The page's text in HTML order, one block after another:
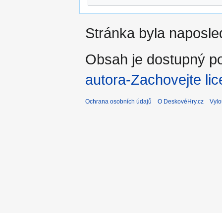
Stránka byla
Obsah je dostupný
autora-Zachovejte
Ochrana osobních údajů O DeskovéHry.cz